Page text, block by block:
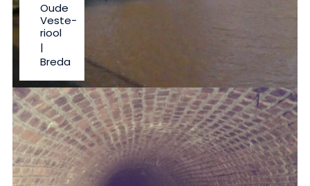
Oude
Veste-
riool
|
Breda